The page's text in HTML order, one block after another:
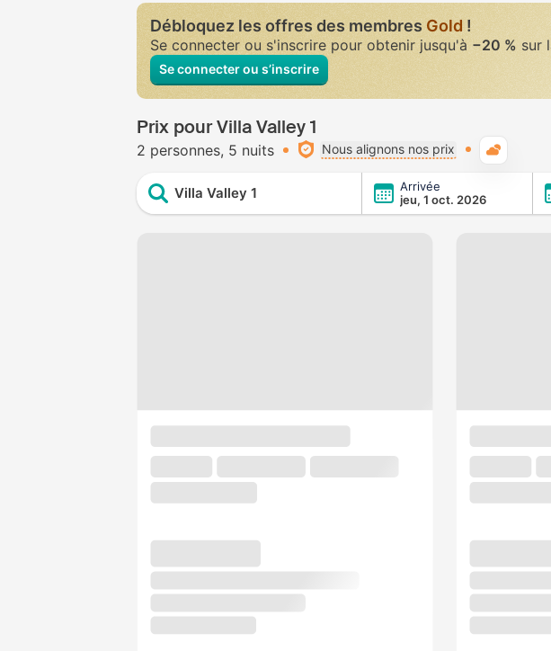
Débloquez les offres des membresGold!
Se connecter ou s'inscrire pour obtenir jusqu'à −20 % sur
Se connecter ou s’inscrire
Prix pour Villa Valley 1
2 personnes 5 nuits Nous alignons nos prix
Villa Valley 1
Arrivée
jeu, 1 oct. 2026